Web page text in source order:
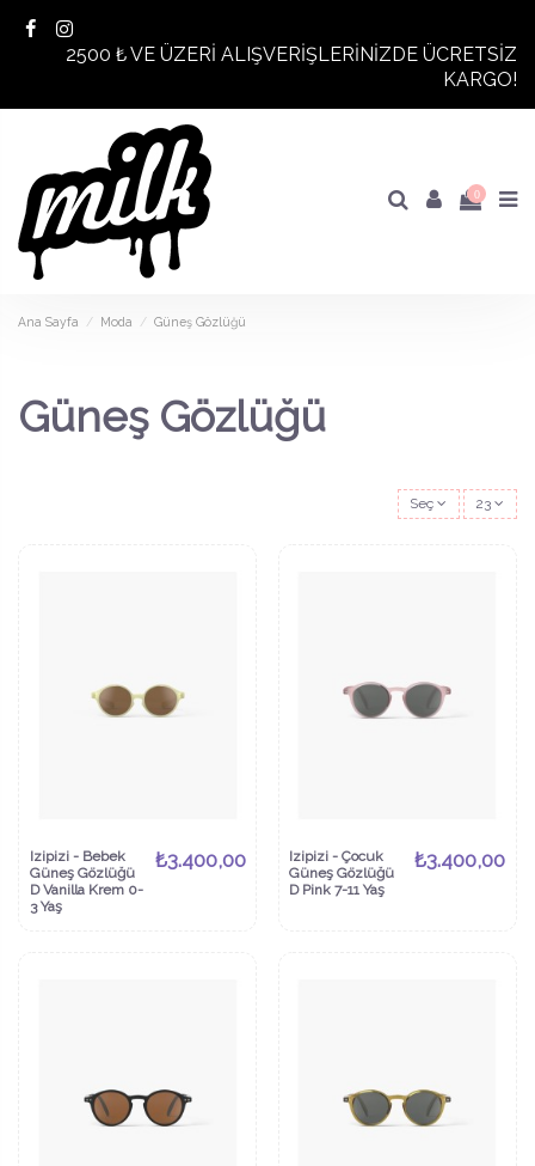
2500 ₺ VE ÜZERİ ALIŞVERİŞLERİNİZDE ÜCRETSİZ
KARGO!
0
Ana Sayfa Moda Güneş Gözlüğü
Güneş Gözlüğü
Seç 23
Izipizi - Bebek
Güneş Gözlüğü
D Vanilla Krem 0-
3 Yaş
₺3.400,00
Izipizi - Çocuk
Güneş Gözlüğü
D Pink 7-11 Yaş
₺3.400,00